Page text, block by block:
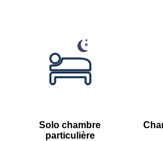
Solo chambre
particulière